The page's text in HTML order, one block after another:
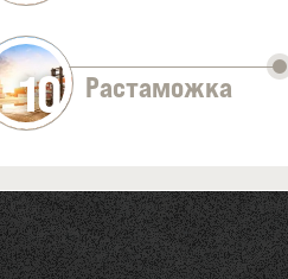
10 Растаможка